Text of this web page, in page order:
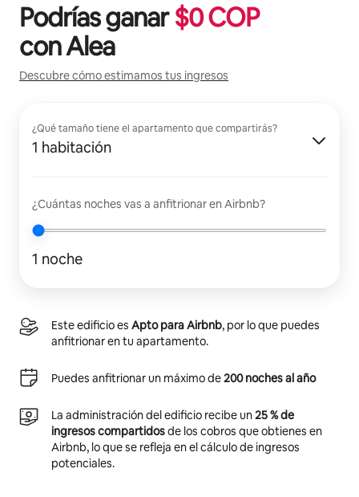
Podrías ganar$0COP
conAlea
Descubre cómo estimamos tus ingresos
¿Qué tamaño tiene el apartamento que compartirás?
1 habitación
¿Cuántas noches vas a anfitrionar en Airbnb?
1 noche
Este edificio es Apto para Airbnb, por lo que puedes
anfitrionar en tu apartamento.
Puedes anfitrionar un máximo de200 noches al año
La administración del edificio recibe un25 % de
ingresos compartidosde los cobros que obtienes en
Airbnb, lo que se refleja en el cálculo de ingresos
potenciales.